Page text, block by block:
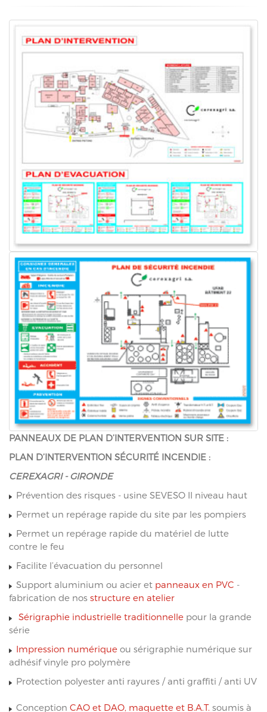
PANNEAUX DE PLAN D’INTERVENTION SUR SITE :
PLAN D’INTERVENTION SÉCURITÉ INCENDIE :
CEREXAGRI - GIRONDE
Prévention des risques - usine SEVESO II niveau haut
Permet un repérage rapide du site par les pompiers
Permet un repérage rapide du matériel de lutte
contre le feu
Facilite l’évacuation du personnel
Support aluminium ou acier et panneaux en PVC -
fabrication de nos structure en atelier
Sérigraphie industrielle traditionnelle pour la grande
série
Impression numérique ou sérigraphie numérique sur
adhésif vinyle pro polymère
Protection polyester anti rayures / anti graffiti / anti UV
Conception CAO et DAO, maquette et B.A.T. soumis à